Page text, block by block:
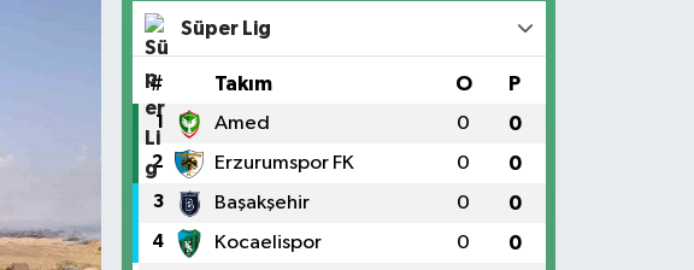
Süper Lig
# Takım O P
1 Amed 0 0
2 Erzurumspor FK 0 0
3 Başakşehir 0 0
4 Kocaelispor 0 0